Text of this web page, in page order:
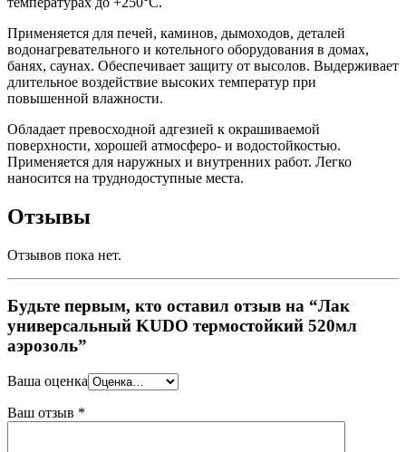
Применяется для печей, каминов, дымоходов, деталей
водонагревательного и котельного оборудования в домах,
банях, саунах. Обеспечивает защиту от высолов. Выдерживает
длительное воздействие высоких температур при
повышенной влажности.
Обладает превосходной адгезией к окрашиваемой
поверхности, хорошей атмосферо- и водостойкостью.
Применяется для наружных и внутренних работ. Легко
наносится на труднодоступные места.
Отзывы
Отзывов пока нет.
Будьте первым, кто оставил отзыв на “Лак
универсальный KUDO термостойкий 520мл
аэрозоль”
Ваша оценка
Ваш отзыв *